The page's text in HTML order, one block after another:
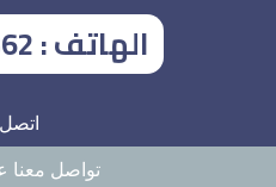
اتصل
تواصل معنا
الهاتف : 0525107362